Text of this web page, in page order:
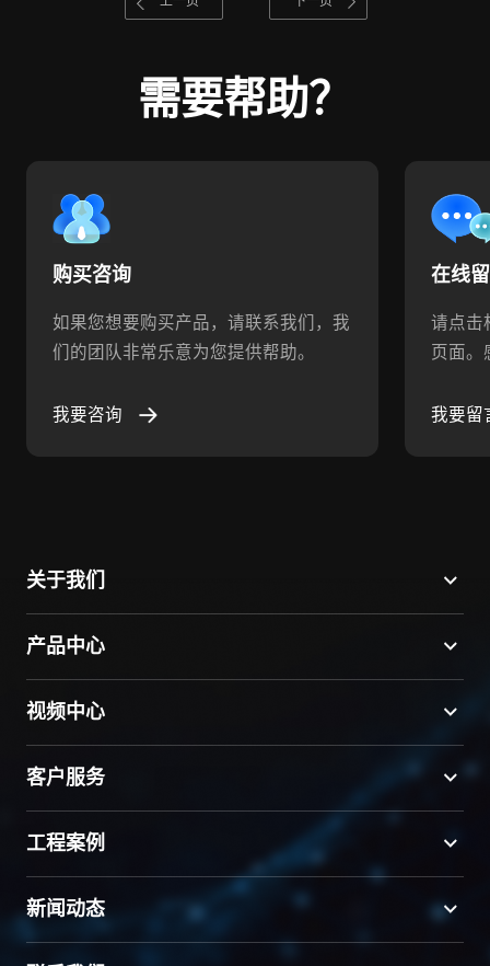
需要帮助？
购买咨询
如果您想要购买产品，请联系我们，我
们的团队非常乐意为您提供帮助。
我要咨询
在线
请点击
页面。
我要留
关于我们
产品中心
视频中心
客户服务
工程案例
新闻动态